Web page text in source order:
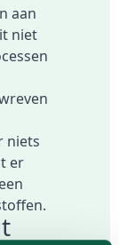
aan
niet
niets
er